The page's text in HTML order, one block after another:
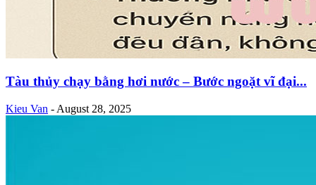
Tàu thủy chạy bằng hơi nước – Bước ngoặt vĩ đại...
Kieu Van - August 28, 2025